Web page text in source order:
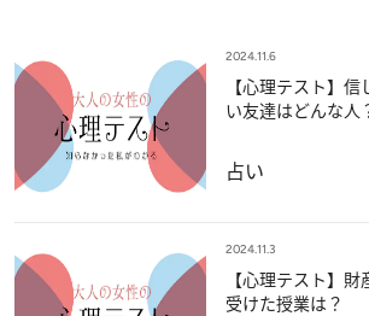
2024.11.6
【心理テスト】
い友達はどんな人
占い
2024.11.3
【心理テスト】
受けた授業は？